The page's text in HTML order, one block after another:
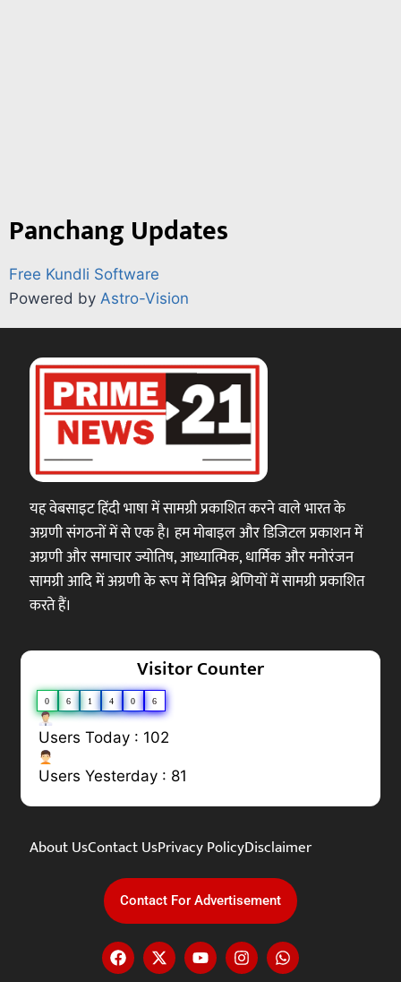
Panchang Updates
Free Kundli Software
Powered by Astro-Vision
यह वेबसाइट हिंदी भाषा में सामग्री प्रकाशित करने वाले भारत के
अग्रणी संगठनों में से एक है। हम मोबाइल और डिजिटल प्रकाशन में
अग्रणी और समाचार ज्योतिष, आध्यात्मिक, धार्मिक और मनोरंजन
सामग्री आदि में अग्रणी के रूप में विभिन्न श्रेणियों में सामग्री प्रकाशित
करते हैं।
Visitor Counter
0 6 1 4 0 6
Users Today : 102
Users Yesterday : 81
About UsContact UsPrivacy PolicyDisclaimer
Contact For Advertisement